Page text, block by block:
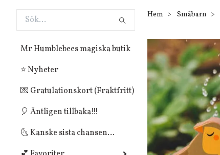
Mr Humblebees magiska butik
⭐ Nyheter
💌 Gratulationskort (Fraktfritt)
🎈 Äntligen tillbaka!!!
🌜 Kanske sista chansen...
Hem Småbarn